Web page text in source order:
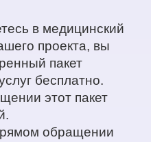
в медицинский
проекта, вы
пакет
бесплатно.
этот пакет
обращении